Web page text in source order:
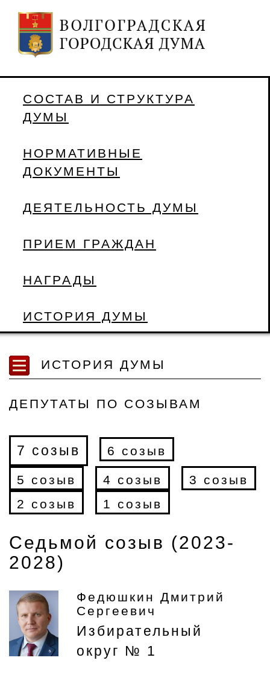
СОСТАВ И СТРУКТУРА
ДУМЫ
НОРМАТИВНЫЕ
ДОКУМЕНТЫ
ДЕЯТЕЛЬНОСТЬ ДУМЫ
ПРИЕМ ГРАЖДАН
НАГРАДЫ
ИСТОРИЯ ДУМЫ
ИСТОРИЯ ДУМЫ
ДЕПУТАТЫ ПО СОЗЫВАМ
7 созыв
6 созыв
5 созыв
4 созыв
3 созыв
2 созыв
1 созыв
Седьмой созыв (2023-
2028)
Федюшкин Дмитрий
Сергеевич
Избирательный
округ № 1